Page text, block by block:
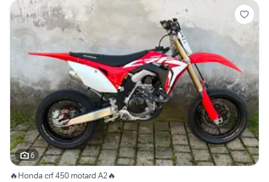
6
🔥Honda crf 450 motard A2🔥